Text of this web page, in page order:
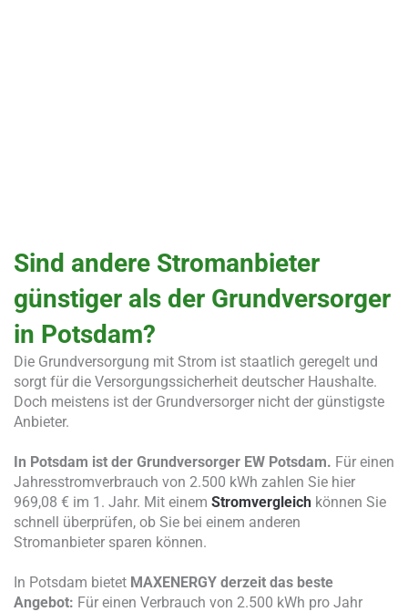
Sind andere Stromanbieter
günstiger als der Grundversorger
in Potsdam?
Die Grundversorgung mit Strom ist staatlich geregelt und
sorgt für die Versorgungssicherheit deutscher Haushalte.
Doch meistens ist der Grundversorger nicht der günstigste
Anbieter.
In Potsdam ist der Grundversorger EW Potsdam. Für einen
Jahresstromverbrauch von 2.500 kWh zahlen Sie hier
969,08 € im 1. Jahr. Mit einem Stromvergleich können Sie
schnell überprüfen, ob Sie bei einem anderen
Stromanbieter sparen können.
In Potsdam bietet MAXENERGY derzeit das beste
Angebot: Für einen Verbrauch von 2.500 kWh pro Jahr